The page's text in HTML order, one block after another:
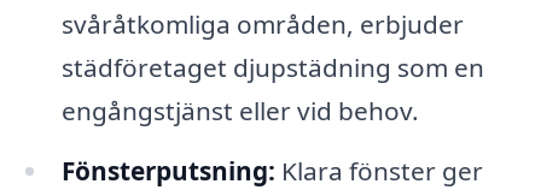
svåråtkomliga områden, erbjuder
städföretaget djupstädning som en
engångstjänst eller vid behov.
Fönsterputsning: Klara fönster ger